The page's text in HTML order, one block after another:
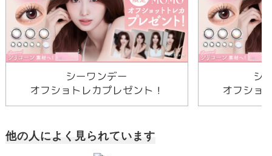
シーワンデー
オフショトレカプレゼント！
シ
オフショ
他の人によく見られています